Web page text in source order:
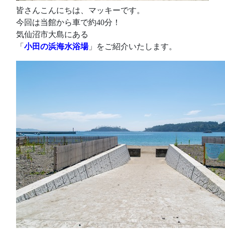
皆さんこんにちは、マッキーです。
今回は当館から車で約40分！
気仙沼市大島にある
「 小田の浜海水浴場」をご紹介いたします。